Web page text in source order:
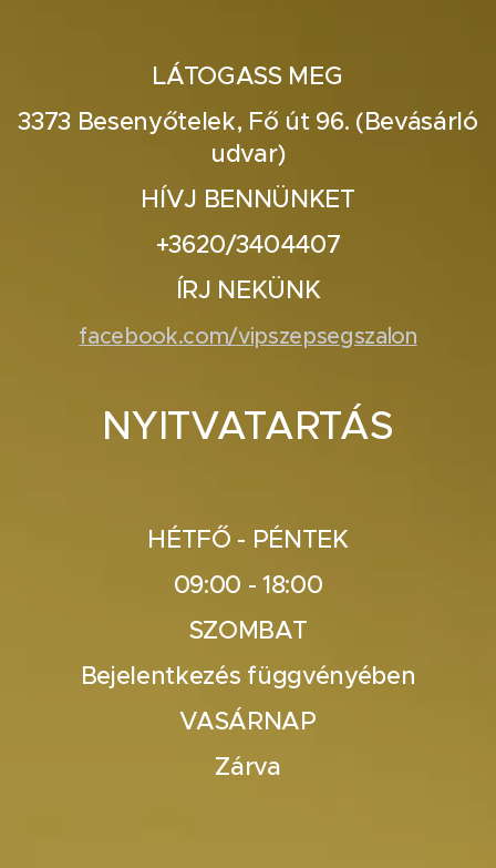
LÁTOGASS MEG
3373 Besenyőtelek, Fő út 96. (Bevásárló
udvar)
HÍVJ BENNÜNKET
+3620/3404407
ÍRJ NEKÜNK
facebook.com/vipszepsegszalon
NYITVATARTÁS
HÉTFŐ - PÉNTEK
09:00 - 18:00
SZOMBAT
Bejelentkezés függvényében
VASÁRNAP
Zárva